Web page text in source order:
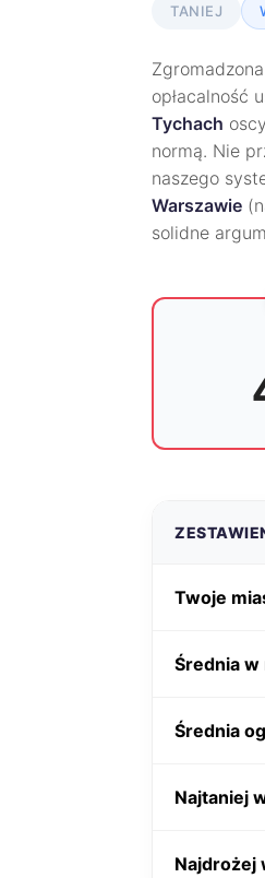
TANIEJ
opłacalność
Tychach
normą. Nie
naszego
Warszawie
solidne
Twoje
Średnia
Średnia
Najtaniej
Najdrożej